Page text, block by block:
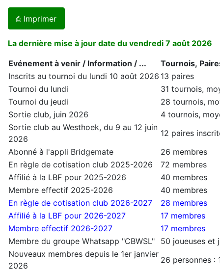
⎙ Imprimer
La dernière mise à jour date du vendredi 7 août 2026
Evénement à venir / Information / ...
Tournois,
Inscrits au tournoi du lundi 10 août 2026 13 paires
Tournoi du lundi
31 tournois,
Tournoi du jeudi
28 tournois,
Sortie club, juin 2026
4 tournois,
Sortie club au Westhoek, du 9 au 12 juin
2026
12 paires
Abonné à l'appli Bridgemate
26 membres
En règle de cotisation club 2025-2026
72 membres
Affilié à la LBF pour 2025-2026
40 membres
Membre effectif 2025-2026
40 membres
En règle de cotisation club 2026-2027
28 membres
Affilié à la LBF pour 2026-2027
17 membres
Membre effectif 2026-2027
17 membres
Membre du groupe Whatsapp "CBWSL"
50 joueuses et
Nouveaux membres depuis le 1er janvier
2026
26 personnes :